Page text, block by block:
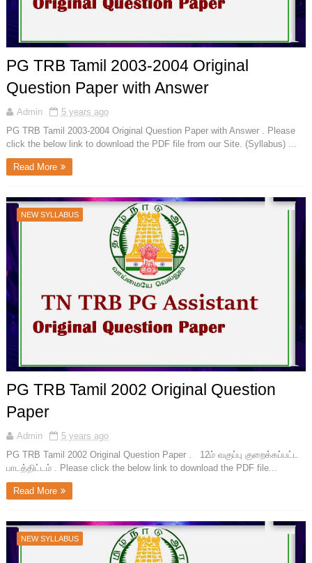
PG TRB Tamil 2003-2004 Original
Question Paper with Answer
Admin
5 years ago
PG TRB Tamil 2003-2004 Original Question Paper with Answer . Please
click the below link to download the PDF file from our Site. (Syllabus) ...
Read More
NEW SYLLABUS
PG TRB Tamil 2002 Original Question
Paper
Admin
5 years ago
PG TRB Tamil 2002 Original Question Paper . 12ம் வகுப்பு குறைக்கப்பட்ட
பாடத்திட்டம் . Please click the below link to download the PDF file...
Read More
NEW SYLLABUS